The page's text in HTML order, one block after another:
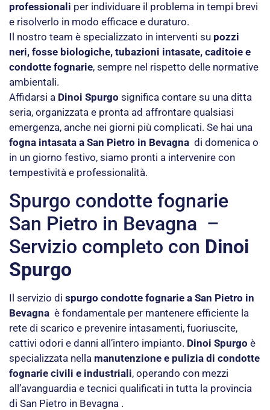
professionali per individuare il problema in tempi brevi
e risolverlo in modo efficace e duraturo.
Il nostro team è specializzato in interventi su pozzi
neri, fosse biologiche, tubazioni intasate, caditoie e
condotte fognarie, sempre nel rispetto delle normative
ambientali.
Affidarsi a Dinoi Spurgo significa contare su una ditta
seria, organizzata e pronta ad affrontare qualsiasi
emergenza, anche nei giorni più complicati. Se hai una
fogna intasata a San Pietro in Bevagna di domenica o
in un giorno festivo, siamo pronti a intervenire con
tempestività e professionalità.
Spurgo condotte fognarie
San Pietro in Bevagna –
Servizio completo con Dinoi
Spurgo
Il servizio di spurgo condotte fognarie a San Pietro in
Bevagna è fondamentale per mantenere efficiente la
rete di scarico e prevenire intasamenti, fuoriuscite,
cattivi odori e danni all’intero impianto. Dinoi Spurgo è
specializzata nella manutenzione e pulizia di condotte
fognarie civili e industriali, operando con mezzi
all’avanguardia e tecnici qualificati in tutta la provincia
di San Pietro in Bevagna .